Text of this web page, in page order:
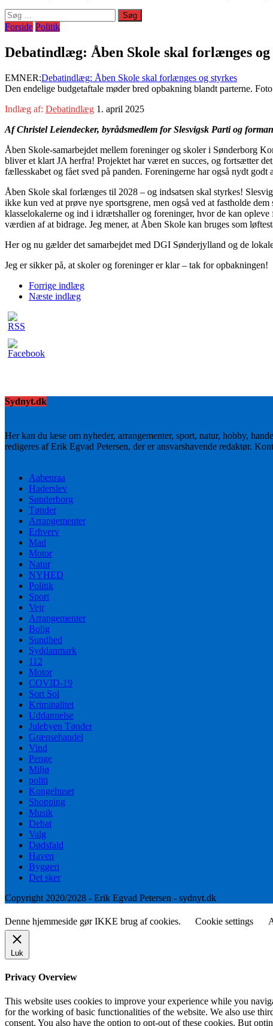
Søg
efter:
Forside Politik
Debatindlæg: Åben Skole skal forlænges og
EMNER:Debatindlæg: Åben Skole skal forlænges og styrkes
Den endelige budgetaftale møder bred opbakning blandt parterne.
Indlæg af: Debatindlæg 1. april 2025
Af Christel Leiendecker, byrådsmedlem for Slesvigsk Parti og
Åben Skole-samarbejdet mellem foreninger og skoler i Sønderborg
bliver et klart JA herfra! Projektet har været en succes, og fortsætter
fællesskabet og fået sved på panden. Foreningerne har også nydt
Åben Skole skal forlænges til 2028 – og indsatsen skal styrkes!
ikke kun ved at prøve nye sportsgrene, men også ved at fastholde
klasselokalerne og ind i idrætshaller og foreninger, hvor de kan
værdien af at bidrage. Jeg mener, at Åben Skole kan bruges som
Her og nu gælder det samarbejdet med DGI Sønderjylland og de
Jeg er sikker på, at skoler og foreninger er klar – tak for opbakningen!
Forrige indlæg
Næste indlæg
Sydnyt.dk
Her kan du læse om nyheder, arrangementer, sport, natur, hobby,
redigeres af Erik Egvad Petersen, der er ansvarshavende redaktør.
Aabenraa
Haderslev
Sønderborg
Tønder
Arrangementer
Erhverv
Mad
Motor
Natur
NYHED
Politik
Sport
Vejr
Arrangementer
Bolig
Sundhed
Syddanmark
112
Motor
COVID-19
Sort Sol
Kriminalitet
Uddannelse
Julebyen Tønder
Grænsehandel
Vind
Penge
Miljø
politi
Kongehuset
Shopping
Musik
Debat
Valg
Dødsfald
Haven
Byggeri
Det sker
Copyright 2020/2028 - Erik Egvad Petersen - sydnyt.dk
Denne hjemmeside gør IKKE brug af cookies. Cookie settings
Luk
Privacy Overview
This website uses cookies to improve your experience while you
for the working of basic functionalities of the website. We also use
consent. You also have the option to opt-out of these cookies. But